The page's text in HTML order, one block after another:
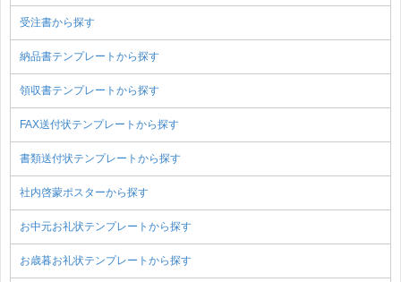
受注書から探す
納品書テンプレートから探す
領収書テンプレートから探す
FAX送付状テンプレートから探す
書類送付状テンプレートから探す
社内啓蒙ポスターから探す
お中元お礼状テンプレートから探す
お歳暮お礼状テンプレートから探す